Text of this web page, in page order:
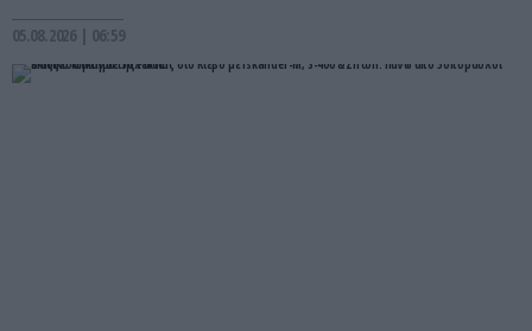
05.08.2026 | 06:59